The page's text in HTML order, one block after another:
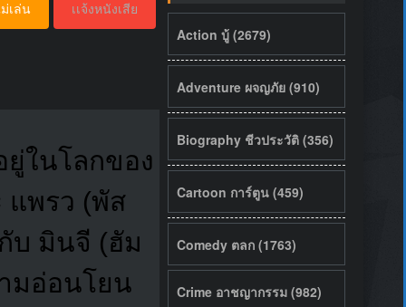
เเจ้งหนังเสีย
เล่น
ยู่ในโลกของ
แพรว (พัส
บ มินจี (ฮัม
มอ่อนโยน
Action บู้ (2679)
Adventure ผจญภัย (910)
Biography ชีวประวัติ (356)
Cartoon การ์ตูน (459)
Comedy ตลก (1763)
Crime อาชญากรรม (982)